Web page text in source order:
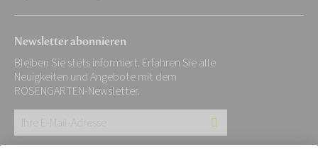
Newsletter abonnieren
Bleiben Sie stets informiert. Erfahren Sie alle
Neuigkeiten und Angebote mit dem
ROSENGARTEN-Newsletter.
E-